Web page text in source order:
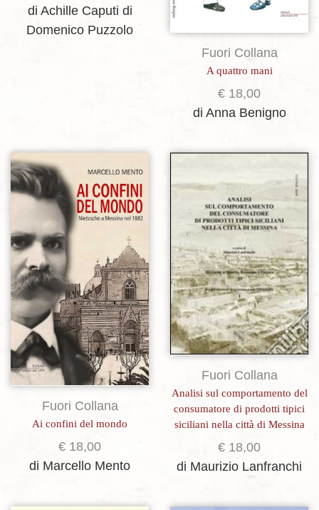
di Achille Caputi di
Domenico Puzzolo
Fuori Collana
A quattro mani
€ 18,00
di Anna Benigno
Aggiungi alla lista dei desideri
Fuori Collana
Ai confini del mondo
€ 18,00
di Marcello Mento
Aggiungi alla lista dei desideri
Fuori Collana
Analisi sul comportamento del
consumatore di prodotti tipici
siciliani nella città di Messina
€ 18,00
di Maurizio Lanfranchi